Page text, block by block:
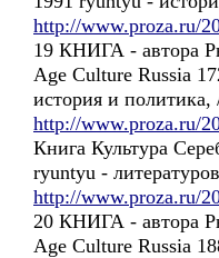
http://www.proza.ru/
19 КНИГА - автора
Age Culture Russia
история и политика,
http://www.proza.ru/
Книга Культура
ryuntyu -
http://www.proza.ru/
20 КНИГА - автора
Age Culture Russia